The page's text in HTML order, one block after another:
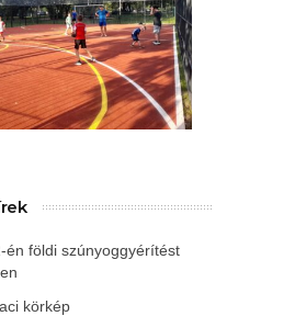
én földi szúnyoggyérítést
körkép